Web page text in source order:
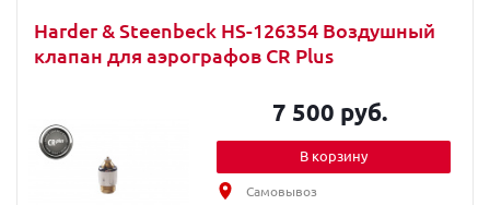
Harder & Steenbeck HS-126354 Воздушный
клапан для аэрографов CR Plus
7 500 руб.
В корзину
Самовывоз